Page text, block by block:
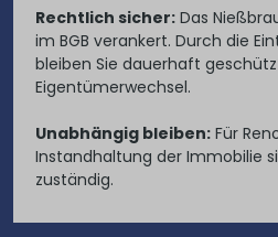
Rechtlich sicher: Das
im BGB verankert. Durch die
bleiben Sie dauerhaft
Eigentümerwechsel.
Unabhängig bleiben: Für
Instandhaltung der Immobilie
zuständig.